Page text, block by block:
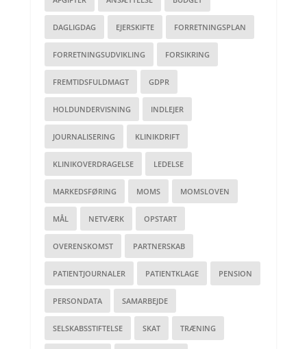
DAGLIGDAG EJERSKIFTE FORRETNINGSPLAN
FORRETNINGSUDVIKLING FORSIKRING
FREMTIDSFULDMAGT GDPR
HOLDUNDERVISNING INDLEJER
JOURNALISERING KLINIKDRIFT
KLINIKOVERDRAGELSE LEDELSE
MARKEDSFØRING MOMS MOMSLOVEN
MÅL NETVÆRK OPSTART
OVERENSKOMST PARTNERSKAB
PATIENTJOURNALER PATIENTKLAGE PENSION
PERSONDATA SAMARBEJDE
SELSKABSSTIFTELSE SKAT TRÆNING